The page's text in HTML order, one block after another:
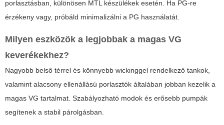
porlasztásban, különösen MTL készülékek esetén. Ha PG-re
érzékeny vagy, próbáld minimalizálni a PG használatát.
Milyen eszközök a legjobbak a magas VG
keverékekhez?
Nagyobb belső térrel és könnyebb wickinggel rendelkező tankok,
valamint alacsony ellenállású porlasztók általában jobban kezelik a
magas VG tartalmat. Szabályozható modok és erősebb pumpák
segítenek a stabil párolgásban.